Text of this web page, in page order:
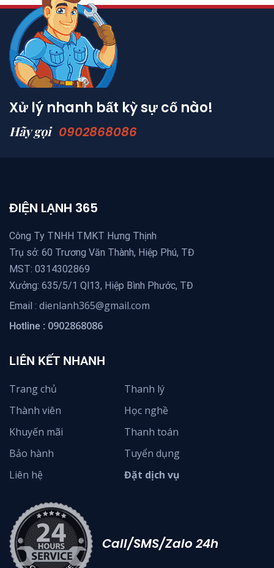
Xử lý nhanh bất kỳ sự cố nào!
Hãy gọi 0902868086
ĐIỆN LẠNH 365
Công Ty TNHH TMKT Hưng Thịnh
Trụ sở: 60 Trương Văn Thành, Hiệp Phú, TĐ
MST: 0314302869
Xưởng: 635/5/1 Ql13, Hiệp Bình Phước, TĐ
Email : dienlanh365@gmail.com
Hotline : 0902868086
LIÊN KẾT NHANH
Trang chủ
Thành viên
Khuyến mãi
Bảo hành
Liên hệ
Thanh lý
Học nghề
Thanh toán
Tuyển dụng
Đặt dịch vụ
Call/SMS/Zalo 24h